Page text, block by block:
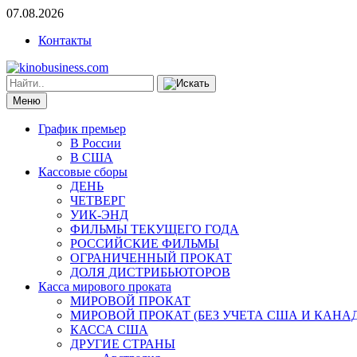
07.08.2026
Контакты
Меню
График премьер
В России
В США
Кассовые сборы
ДЕНЬ
ЧЕТВЕРГ
УИК-ЭНД
ФИЛЬМЫ ТЕКУЩЕГО ГОДА
РОССИЙСКИЕ ФИЛЬМЫ
ОГРАНИЧЕННЫЙ ПРОКАТ
ДОЛЯ ДИСТРИБЬЮТОРОВ
Касса мирового проката
МИРОВОЙ ПРОКАТ
МИРОВОЙ ПРОКАТ (БЕЗ УЧЕТА США И
КАССА США
ДРУГИЕ СТРАНЫ